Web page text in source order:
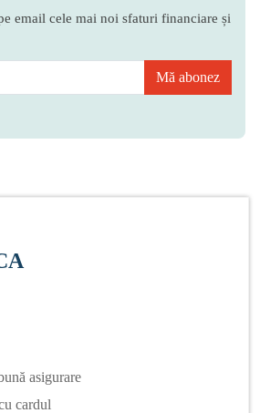
email cele mai noi sfaturi financiare și
Mă abonez
asigurare
cardul